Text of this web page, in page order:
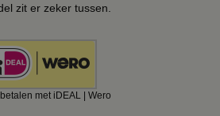
zit er zeker tussen.
met iDEAL | Wero